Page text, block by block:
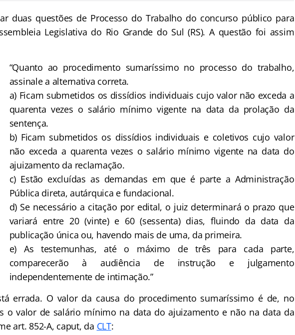
duas questões de Processo do Trabalho do concurso público para
Legislativa do Rio Grande do Sul (RS). A questão foi assim
“Quanto ao procedimento sumaríssimo no processo do trabalho,
assinale a alternativa correta.
a) Ficam submetidos os dissídios individuais cujo valor não exceda a
quarenta vezes o salário mínimo vigente na data da prolação da
sentença.
b) Ficam submetidos os dissídios individuais e coletivos cujo valor
não exceda a quarenta vezes o salário mínimo vigente na data do
ajuizamento da reclamação.
c) Estão excluídas as demandas em que é parte a Administração
Pública direta, autárquica e fundacional.
d) Se necessário a citação por edital, o juiz determinará o prazo que
variará entre 20 (vinte) e 60 (sessenta) dias, fluindo da data da
publicação única ou, havendo mais de uma, da primeira.
e) As testemunhas, até o máximo de três para cada parte,
comparecerão à audiência de instrução e julgamento
independentemente de intimação.”
errada. O valor da causa do procedimento sumaríssimo é de, no
o valor de salário mínimo na data do ajuizamento e não na data da
art. 852-A, caput, da CLT: